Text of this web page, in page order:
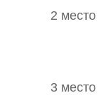
2 место
3 место